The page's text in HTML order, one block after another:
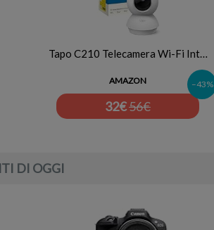
Tapo C210 Telecamera Wi-Fi Int…
AMAZON
32€56€
–43%
DI OGGI